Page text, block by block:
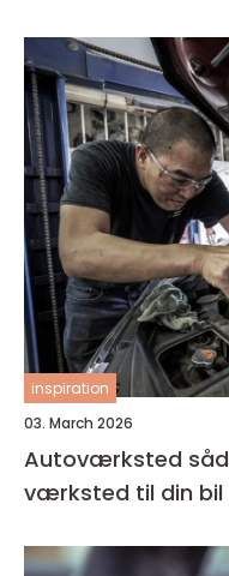
inspiration
03. March 2026
Autoværksted sådan vælger du det rigtige
værksted til din bil